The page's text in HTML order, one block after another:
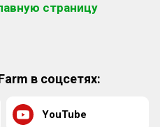
страницу
в соцсетях:
YouTube